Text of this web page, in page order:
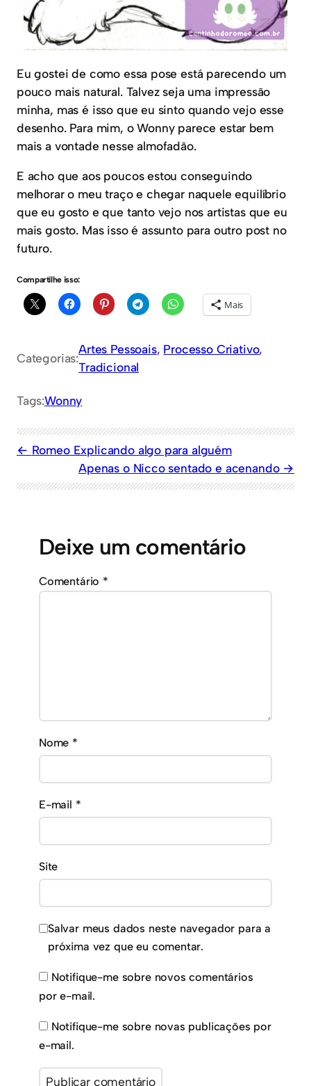
Eu gostei de como essa pose está parecendo um
pouco mais natural. Talvez seja uma impressão
minha, mas é isso que eu sinto quando vejo esse
desenho. Para mim, o Wonny parece estar bem
mais a vontade nesse almofadão.
E acho que aos poucos estou conseguindo
melhorar o meu traço e chegar naquele equilíbrio
que eu gosto e que tanto vejo nos artistas que eu
mais gosto. Mas isso é assunto para outro post no
futuro.
Compartilhe isso:
Mais
Categorias:
Artes Pessoais, Processo Criativo
Tradicional
Tags:Wonny
Romeo Explicando algo para alguém
Apenas o Nicco sentado e acenando
Deixe um comentário
Comentário *
Nome *
E-mail *
Site
Salvar meus dados neste navegador para a
próxima vez que eu comentar.
Notifique-me sobre novos comentários
por e-mail.
Notifique-me sobre novas publicações por
e-mail.